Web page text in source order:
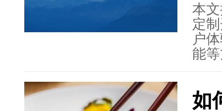
文
本
定
户
能
和
如